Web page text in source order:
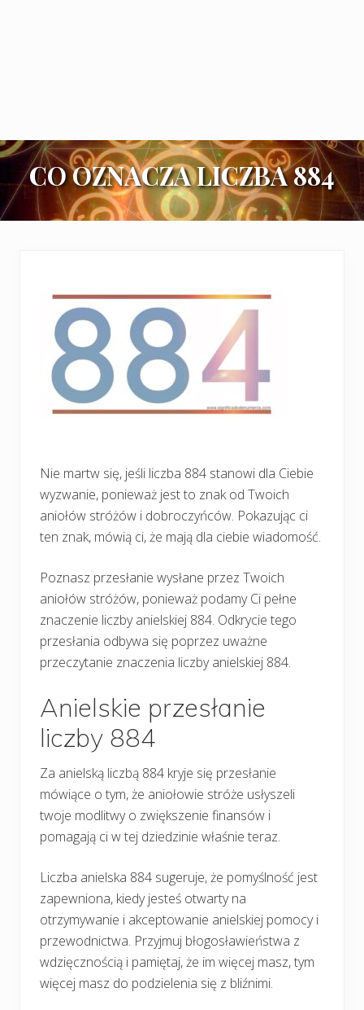
CO OZNACZA LICZBA 884
Nie martw się, jeśli liczba 884 stanowi dla Ciebie
wyzwanie, ponieważ jest to znak od Twoich
aniołów stróżów i dobroczyńców. Pokazując ci
ten znak, mówią ci, że mają dla ciebie wiadomość.
Poznasz przesłanie wysłane przez Twoich
aniołów stróżów, ponieważ podamy Ci pełne
znaczenie liczby anielskiej 884. Odkrycie tego
przesłania odbywa się poprzez uważne
przeczytanie znaczenia liczby anielskiej 884.
Anielskie przesłanie
liczby 884
Za anielską liczbą 884 kryje się przesłanie
mówiące o tym, że aniołowie stróże usłyszeli
twoje modlitwy o zwiększenie finansów i
pomagają ci w tej dziedzinie właśnie teraz.
Liczba anielska 884 sugeruje, że pomyślność jest
zapewniona, kiedy jesteś otwarty na
otrzymywanie i akceptowanie anielskiej pomocy i
przewodnictwa. Przyjmuj błogosławieństwa z
wdzięcznością i pamiętaj, że im więcej masz, tym
więcej masz do podzielenia się z bliźnimi.